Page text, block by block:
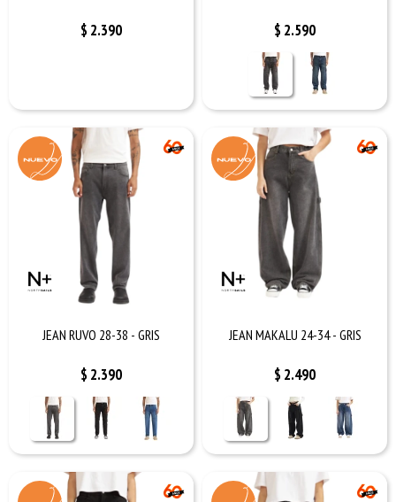
$ 2.390 $ 2.590
JEAN RUVO 28-38 - GRIS
$ 2.390
JEAN MAKALU 24-34 - GRIS
$ 2.490